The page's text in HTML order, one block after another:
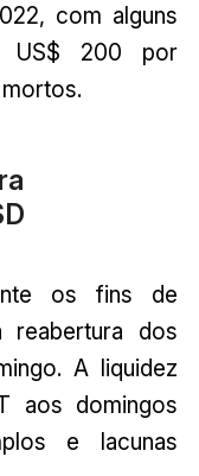
com alguns
US$ 200 por
os fins de
dos
A liquidez
aos domingos
e lacunas